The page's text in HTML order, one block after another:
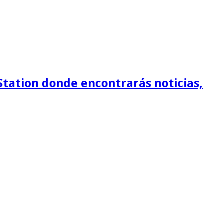
donde encontrarás noticias,